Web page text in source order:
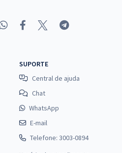
SUPORTE
Central de ajuda
Chat
WhatsApp
E-mail
Telefone: 3003-0894